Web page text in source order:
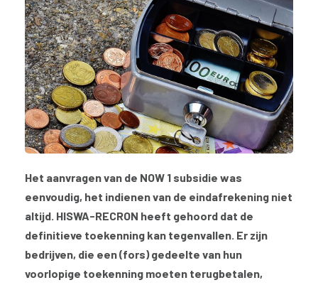
Het aanvragen van de NOW 1 subsidie was
eenvoudig, het indienen van de eindafrekening niet
altijd. HISWA-RECRON heeft gehoord dat de
definitieve toekenning kan tegenvallen. Er zijn
bedrijven, die een (fors) gedeelte van hun
voorlopige toekenning moeten terugbetalen,